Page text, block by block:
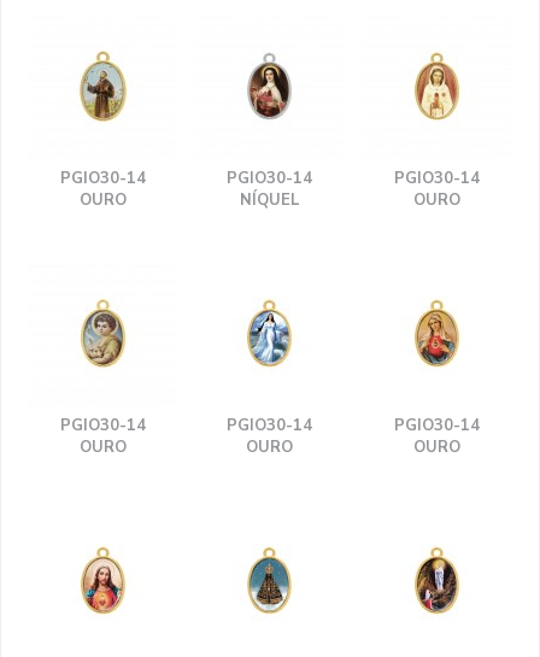
PGIO30-14
OURO
PGIO30-14
NÍQUEL
PGIO30-14
OURO
PGIO30-14
OURO
PGIO30-14
OURO
PGIO30-14
OURO